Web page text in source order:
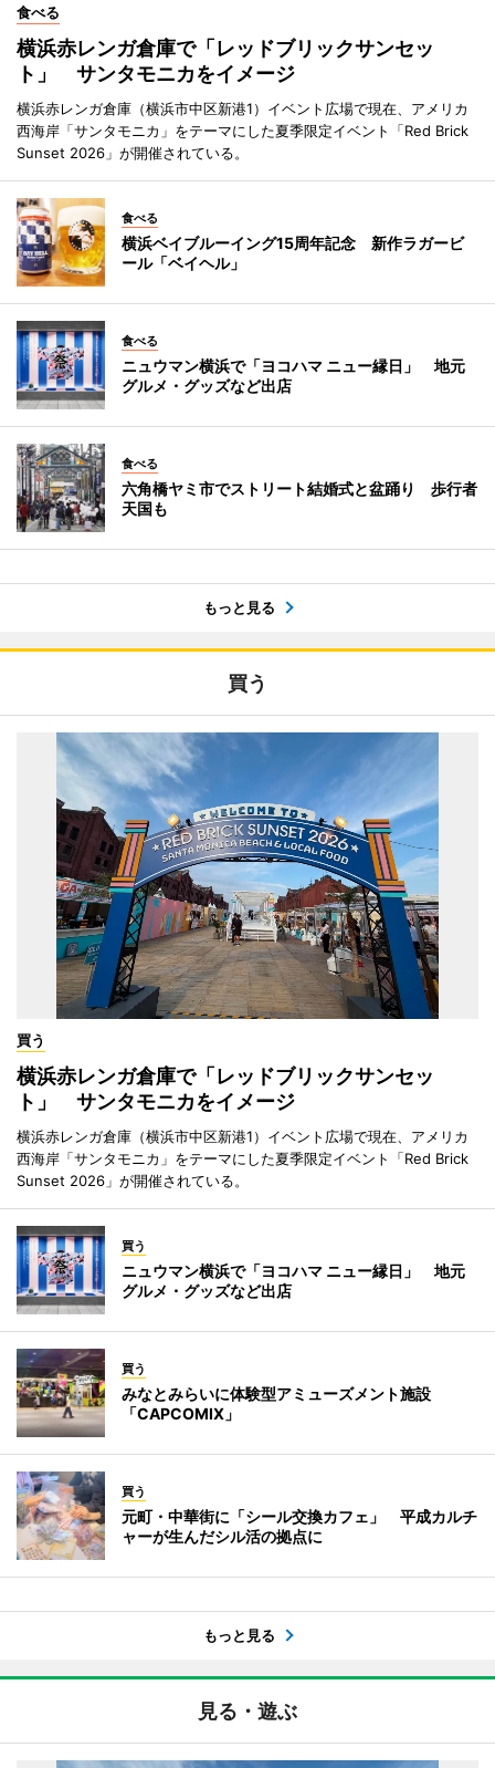
食べる
横浜赤レンガ倉庫で「レッドブリックサンセッ
ト」 サンタモニカをイメージ
横浜赤レンガ倉庫（横浜市中区新港1）イベント広場で現在、アメリカ
西海岸「サンタモニカ」をテーマにした夏季限定イベント「Red Brick
Sunset 2026」が開催されている。
食べる
横浜ベイブルーイング15周年記念 新作ラガービ
ール「ベイヘル」
食べる
ニュウマン横浜で「ヨコハマ ニュー縁日」 地元
グルメ・グッズなど出店
食べる
六角橋ヤミ市でストリート結婚式と盆踊り 歩行者
天国も
もっと見る
買う
買う
横浜赤レンガ倉庫で「レッドブリックサンセッ
ト」 サンタモニカをイメージ
横浜赤レンガ倉庫（横浜市中区新港1）イベント広場で現在、アメリカ
西海岸「サンタモニカ」をテーマにした夏季限定イベント「Red Brick
Sunset 2026」が開催されている。
買う
ニュウマン横浜で「ヨコハマ ニュー縁日」 地元
グルメ・グッズなど出店
買う
みなとみらいに体験型アミューズメント施設
「CAPCOMIX」
買う
元町・中華街に「シール交換カフェ」 平成カルチ
ャーが生んだシル活の拠点に
もっと見る
見る・遊ぶ